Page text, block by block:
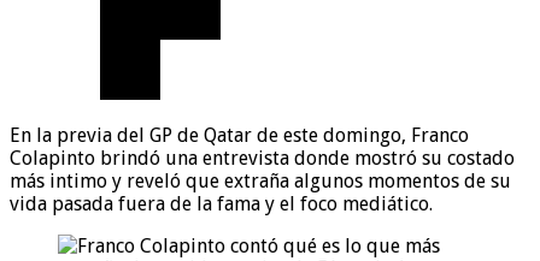
En la previa del GP de Qatar de este domingo, Franco
Colapinto brindó una entrevista donde mostró su costado
más intimo y reveló que extraña algunos momentos de su
vida pasada fuera de la fama y el foco mediático.